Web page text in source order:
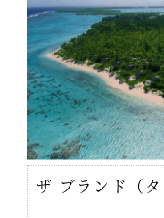
ザ ブランド（タ